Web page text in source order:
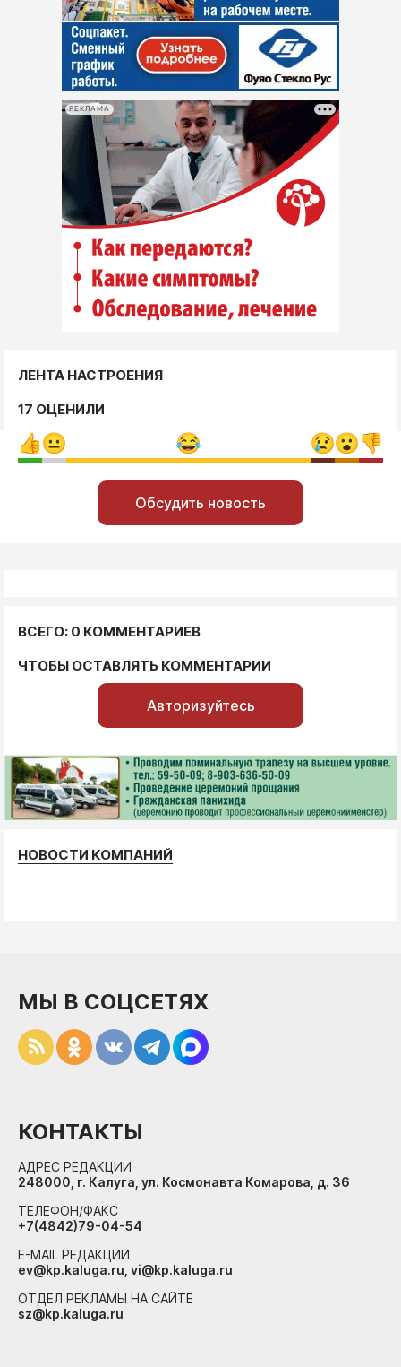
РЕКЛАМА
ЛЕНТА НАСТРОЕНИЯ
17 ОЦЕНИЛИ
Обсудить новость
ВСЕГО: 0 КОММЕНТАРИЕВ
ЧТОБЫ ОСТАВЛЯТЬ КОММЕНТАРИИ
Авторизуйтесь
НОВОСТИ КОМПАНИЙ
МЫ В СОЦСЕТЯХ
КОНТАКТЫ
АДРЕС РЕДАКЦИИ
248000, г. Калуга, ул. Космонавта Комарова, д. 36
ТЕЛЕФОН/ФАКС
+7(4842)79-04-54
E-MAIL РЕДАКЦИИ
ev@kp.kaluga.ru, vi@kp.kaluga.ru
ОТДЕЛ РЕКЛАМЫ НА САЙТЕ
sz@kp.kaluga.ru